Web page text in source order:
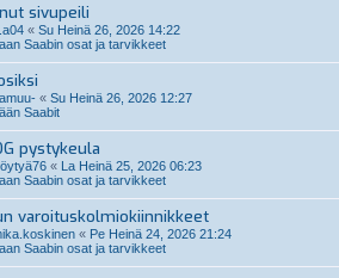
sivupeili
« Su Heinä 26, 2026 14:22
Saabin osat ja tarvikkeet
« Su Heinä 26, 2026 12:27
Saabit
pystykeula
« La Heinä 25, 2026 06:23
Saabin osat ja tarvikkeet
varoituskolmiokiinnikkeet
« Pe Heinä 24, 2026 21:24
Saabin osat ja tarvikkeet